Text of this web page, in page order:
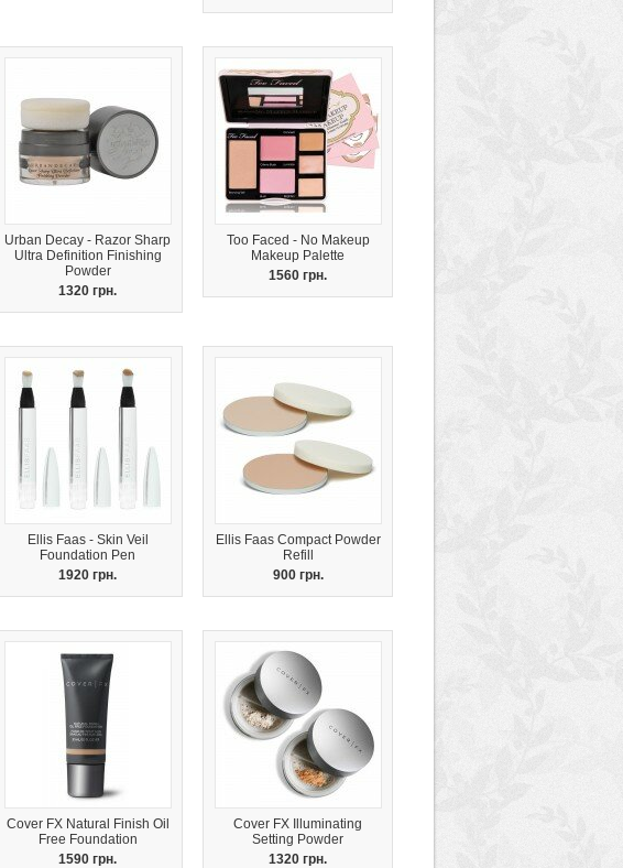
Urban Decay - Razor Sharp
Ultra Definition Finishing
Powder
1320 грн.
Too Faced - No Makeup
Makeup Palette
1560 грн.
Ellis Faas - Skin Veil
Foundation Pen
1920 грн.
Ellis Faas Compact Powder
Refill
900 грн.
Cover FX Natural Finish Oil
Free Foundation
1590 грн.
Cover FX Illuminating
Setting Powder
1320 грн.